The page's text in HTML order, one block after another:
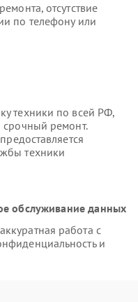
отсутствие
по телефону или
техники по всей РФ,
срочный ремонт.
техники
обслуживание данных
работа с
и